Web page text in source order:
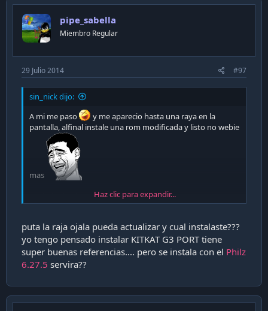
pipe_sabella
Miembro Regular
29 Julio 2014 #97
sin_nick dijo:
A mi me paso
y me aparecio hasta una raya en la
pantalla, alfinal instale una rom modificada y listo no webie
mas
Enviado desde mi LG-D805 usando Tapatalk 2
Haz clic para expandir...
puta la raja ojala pueda actualizar y cual instalaste???
yo tengo pensado instalar KITKAT G3 PORT tiene
super buenas referencias.... pero se instala con el Philz
6.27.5 servira??